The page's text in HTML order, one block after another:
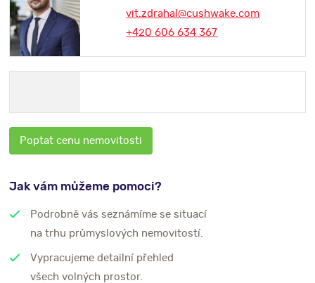
vit.zdrahal@cushwake.com
+420 606 634 367
Poptat cenu nemovitosti
Jak vám můžeme pomoci?
Podrobně vás seznámíme se situací
na trhu průmyslových nemovitostí.
Vypracujeme detailní přehled
všech volných prostor.